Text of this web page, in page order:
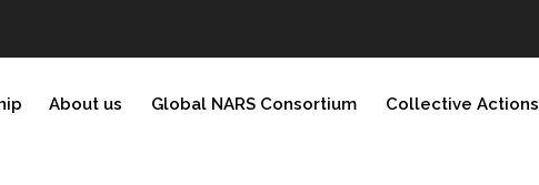
About us Global NARS Consortium Collective Actions